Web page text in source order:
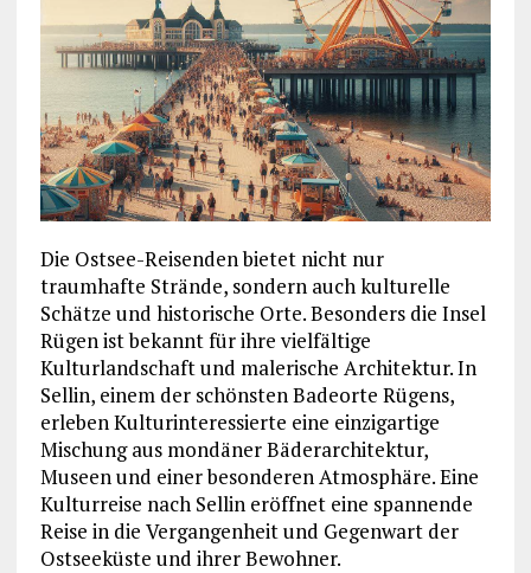
Die Ostsee-Reisenden bietet nicht nur
traumhafte Strände, sondern auch kulturelle
Schätze und historische Orte. Besonders die Insel
Rügen ist bekannt für ihre vielfältige
Kulturlandschaft und malerische Architektur. In
Sellin, einem der schönsten Badeorte Rügens,
erleben Kulturinteressierte eine einzigartige
Mischung aus mondäner Bäderarchitektur,
Museen und einer besonderen Atmosphäre. Eine
Kulturreise nach Sellin eröffnet eine spannende
Reise in die Vergangenheit und Gegenwart der
Ostseeküste und ihrer Bewohner.